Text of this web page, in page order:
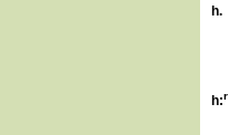
h.
h:r